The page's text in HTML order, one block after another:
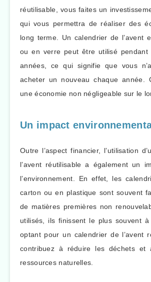
réutilisable, vous faites un
qui vous permettra de réaliser des
long terme. Un calendrier de l’avent
ou en verre peut être utilisé pendant
années, ce qui signifie que vous
acheter un nouveau chaque année.
une économie non négligeable sur le
Un impact
Outre l’aspect financier, l’utilisation
l’avent réutilisable a également un
l’environnement. En effet, les
carton ou en plastique sont souvent
de matières premières non
utilisés, ils finissent le plus souvent
optant pour un calendrier de l’avent
contribuez à réduire les déchets et
ressources naturelles.